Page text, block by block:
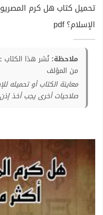
تحميل كتاب هل كرم
الإسلام؟ pdf
ملاحظة: نُشر هذا
من المؤلف
معاينة الكتاب أو
صلاحيات أخرى يجب أخذ